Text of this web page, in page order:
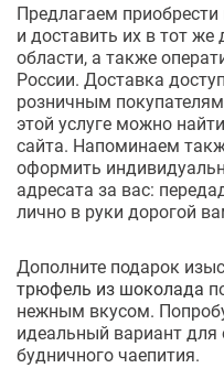
Предлагаем
и доставить их в тот
области, а также
России. Доставка
розничным
этой услуге можно
сайта. Напоминаем
оформить
адресата за вас:
лично в руки дорогой
Дополните подарок
трюфель из шоколада
нежным вкусом.
идеальный вариант для
будничного чаепития.